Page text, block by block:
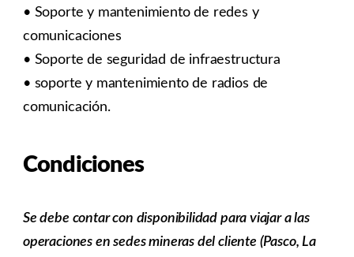
• Soporte y mantenimiento de redes y
comunicaciones
• Soporte de seguridad de infraestructura
• soporte y mantenimiento de radios de
comunicación.
Condiciones
Se debe contar con disponibilidad para viajar a las
operaciones en sedes mineras del cliente (Pasco, La